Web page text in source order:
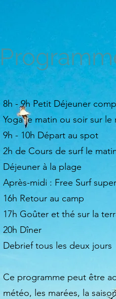
8h - 9h Petit Déjeuner
Yoga le matin ou soir sur
9h - 10h Départ au spot
2h de Cours de surf le
Déjeuner à la plage
Après-midi : Free Surf
16h Retour au camp
17h Goûter et thé sur la
20h Dîner
Debrief tous les deux jours
Ce programme peut être
météo, les marées, la